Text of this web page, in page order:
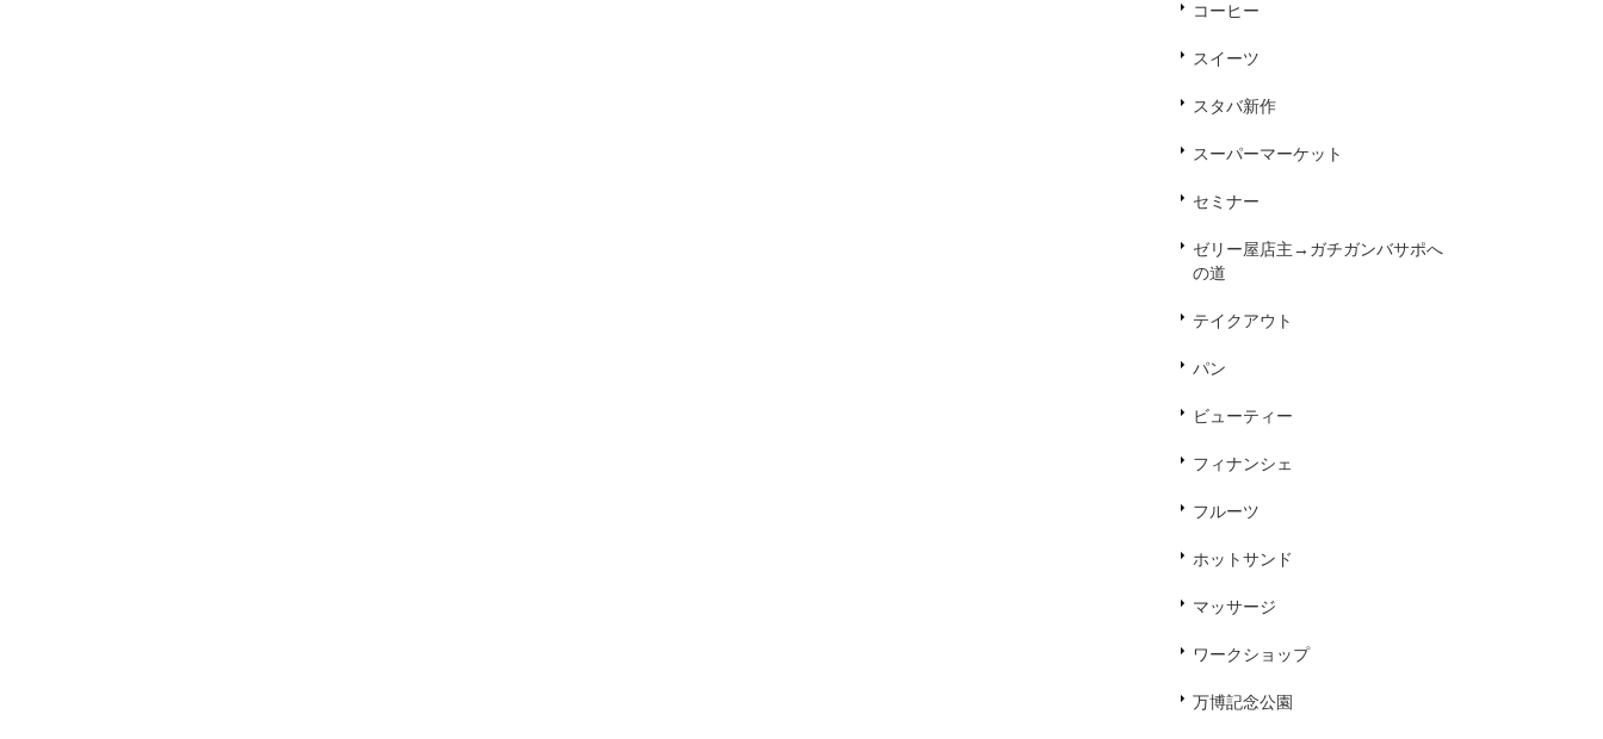
コーヒー
スイーツ
スタバ新作
スーパーマーケット
セミナー
ゼリー屋店主→ガチガンバサポへ
の道
テイクアウト
パン
ビューティー
フィナンシェ
フルーツ
ホットサンド
マッサージ
ワークショップ
万博記念公園